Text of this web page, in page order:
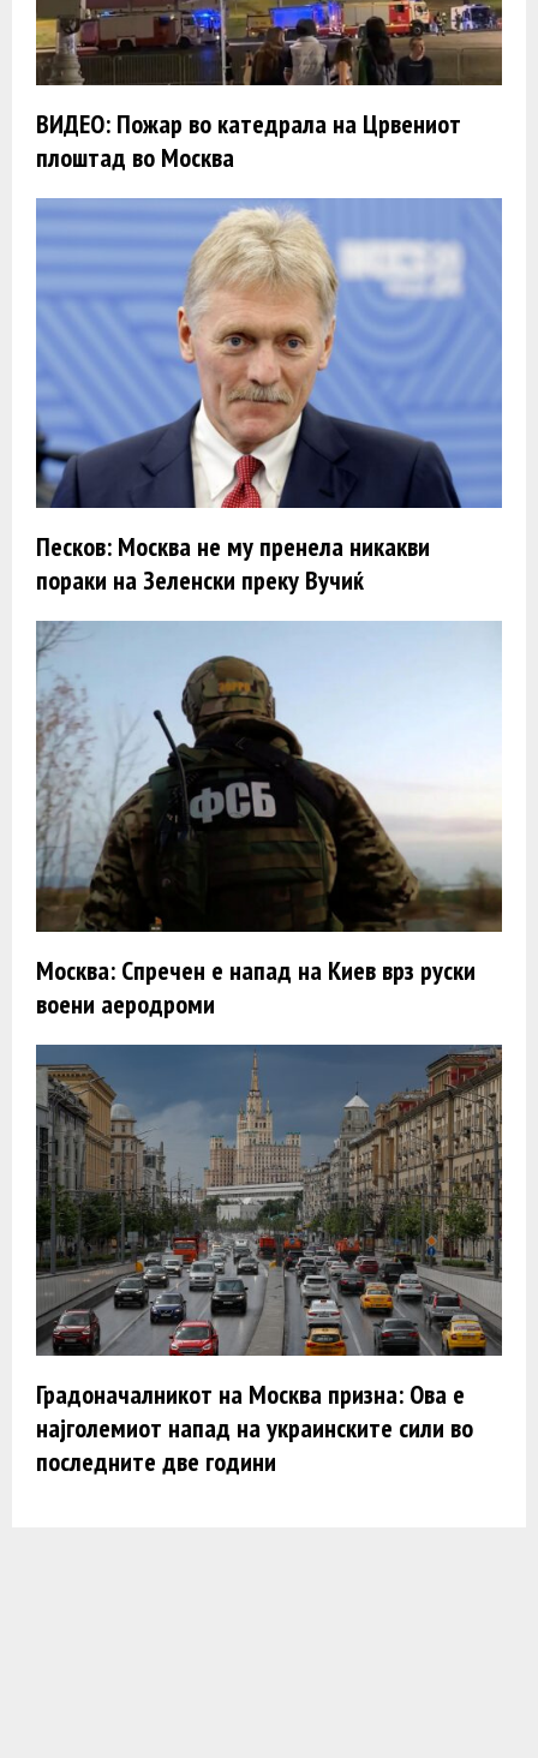
ВИДЕО: Пожар во катедрала на Црвениот
плоштад во Москва
Песков: Москва не му пренела никакви
пораки на Зеленски преку Вучиќ
Москва: Спречен е напад на Киев врз руски
воени аеродроми
Градоначалникот на Москва призна: Ова е
најголемиот напад на украинските сили во
последните две години